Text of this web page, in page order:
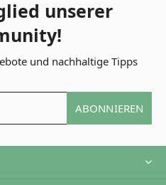
unserer
und nachhaltige Tipps
ABONNIEREN